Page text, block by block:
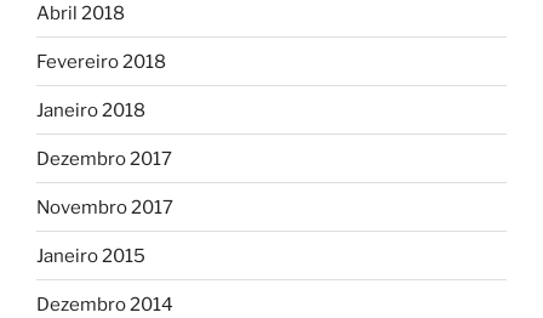
Abril 2018
Fevereiro 2018
Janeiro 2018
Dezembro 2017
Novembro 2017
Janeiro 2015
Dezembro 2014